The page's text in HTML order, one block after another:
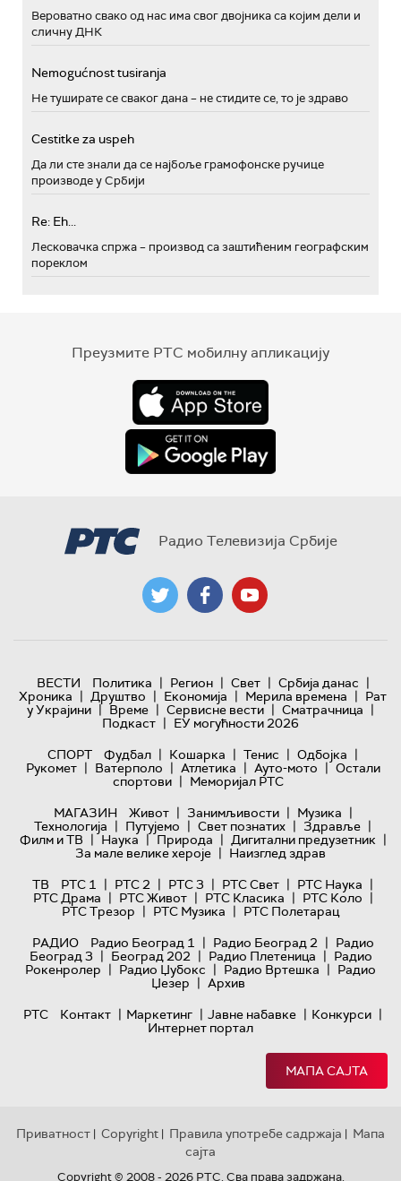
Вероватно свако од нас има свог двојника са којим дели и
сличну ДНК
Nemogućnost tusiranja
Не туширате се сваког дана – не стидите се, то је здраво
Cestitke za uspeh
Да ли сте знали да се најбоље грамофонске ручице
производе у Србији
Re: Eh...
Лесковачка спржа – производ са заштићеним географским
пореклом
Преузмите РТС мобилну апликацију
Радио Телевизија Србије
ВЕСТИ Политика | Регион | Свет | Србија данас |
Хроника | Друштво | Економија | Мерила времена | Рат
у Украјини | Време | Сервисне вести | Сматрачница |
Подкаст | ЕУ могућности 2026
СПОРТ
Фудбал | Кошарка | Тенис | Одбојка |
Рукомет | Ватерполо | Атлетика | Ауто-мото | Остали
спортови | Меморијал РТС
МАГАЗИН
Живот | Занимљивости | Музика |
Технологијa | Путујемо | Свет познатих | Здравље |
Филм и ТВ | Наука | Природа | Дигитални предузетник |
За мале велике хероје | Наизглед здрав
ТВ
РТС 1 | РТС 2 | РТС 3 | РТС Свет | РТС Наука |
РТС Драма | РТС Живот | РТС Класика | РТС Коло |
РТС Трезор | РТС Музика | РТС Полетарац
РАДИО
Радио Београд 1 | Радио Београд 2 | Радио
Београд 3 | Београд 202 | Радио Плетеница | Радио
Рокенролер | Радио Џубокс | Радио Вртешка | Радио
Џезер | Архив
РТС
Контакт | Маркетинг | Јавне набавке | Конкурси |
Интернет портал
МАПА САЈТА
Приватност | Copyright | Правила употребе садржаја | Мапа
сајта
Copyright © 2008 - 2026 РТС. Сва права задржана.